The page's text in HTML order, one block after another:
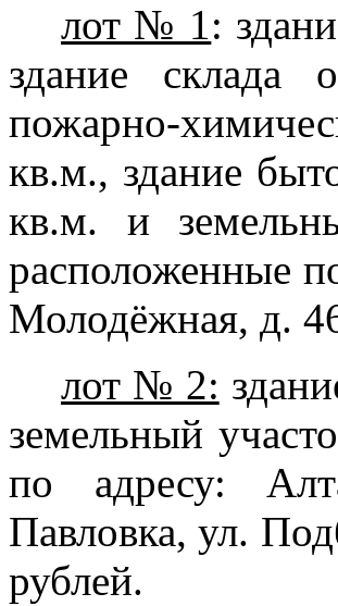
лот № 1:
здание склада
пожарно-
кв.м., здание
кв.м. и
расположенные
Молодёжная, д.
лот № 2:
земельный
по адресу:
Павловка, ул.
рублей.